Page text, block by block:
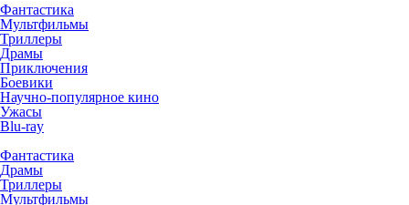
Фантастика
Мультфильмы
Триллеры
Драмы
Приключения
Боевики
Научно-популярное кино
Ужасы
Blu-ray
Фантастика
Драмы
Триллеры
Мультфильмы